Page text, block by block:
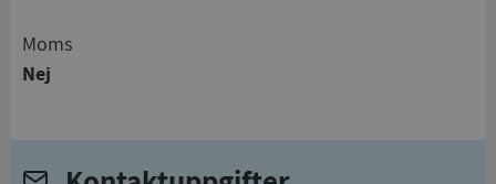
Moms
Nej